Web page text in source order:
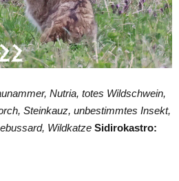
Nutria, totes Wildschwein,
Steinkauz, unbestimmtes Insekt,
Wildkatze Sidirokastro: